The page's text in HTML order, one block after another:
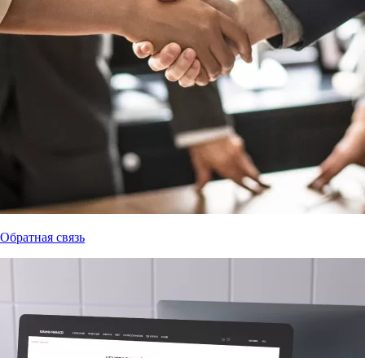
Обратная связь